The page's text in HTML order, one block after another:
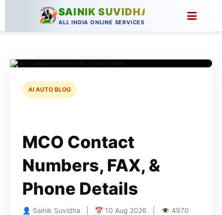
SAINIK SUVIDHA
ALL INDIA ONLINE SERVICES
AI AUTO BLOG
MCO Contact
Numbers, FAX, &
Phone Details
👤 Sainik Suvidha | 📅 10 Aug 2026 | 👁 4970